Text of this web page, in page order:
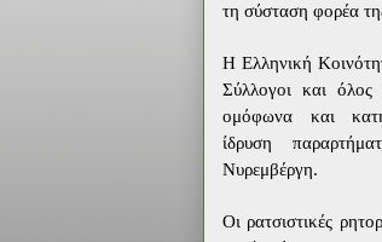
τη σύσταση φορέα
Η Ελληνική
Σύλλογοι και όλος
ομόφωνα και
ίδρυση
Νυρεμβέργη.
Οι ρατσιστικές